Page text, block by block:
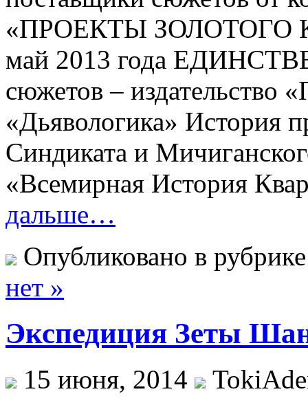
«ПРОЕКТЫ
май 2013 года
сюжетов – издательство
«Дьявологика» История
Синдиката и
«Всемирная История
дальше…
Опубликовано в
нет »
Экспедиция Зеты
15 июня, 2014